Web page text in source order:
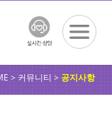
뉴보기
> 커뮤니티 >공지사항